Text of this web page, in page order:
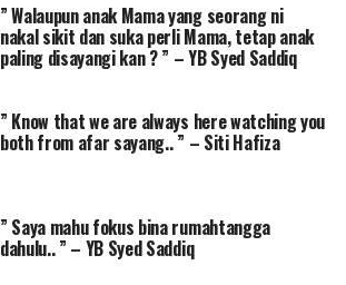
” Walaupun anak Mama yang seorang ni
nakal sikit dan suka perli Mama, tetap anak
paling disayangi kan ? ” – YB Syed Saddiq
” Know that we are always here watching you
both from afar sayang.. ” – Siti Hafiza
” Saya mahu fokus bina rumahtangga
dahulu.. ” – YB Syed Saddiq